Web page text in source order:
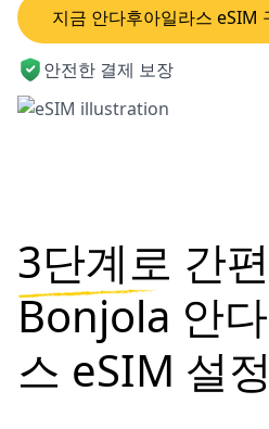
지금 안다후아일라스 eSIM
안전한 결제 보장
3단계로 간
Bonjola 안
스 eSIM 설